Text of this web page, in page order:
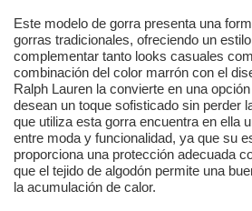
Este modelo de gorra presenta una
gorras tradicionales, ofreciendo un
complementar tanto looks casuales
combinación del color marrón con el
Ralph Lauren la convierte en una
desean un toque sofisticado sin perder
que utiliza esta gorra encuentra en ella
entre moda y funcionalidad, ya que su
proporciona una protección adecuada
que el tejido de algodón permite una
la acumulación de calor.